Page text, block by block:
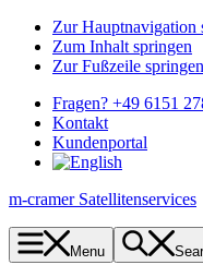
Zur Hauptnavigation
Zum Inhalt springen
Zur Fußzeile springen
Fragen? +49 6151
Kontakt
Kundenportal
m-cramer Satellitenservices
Menu